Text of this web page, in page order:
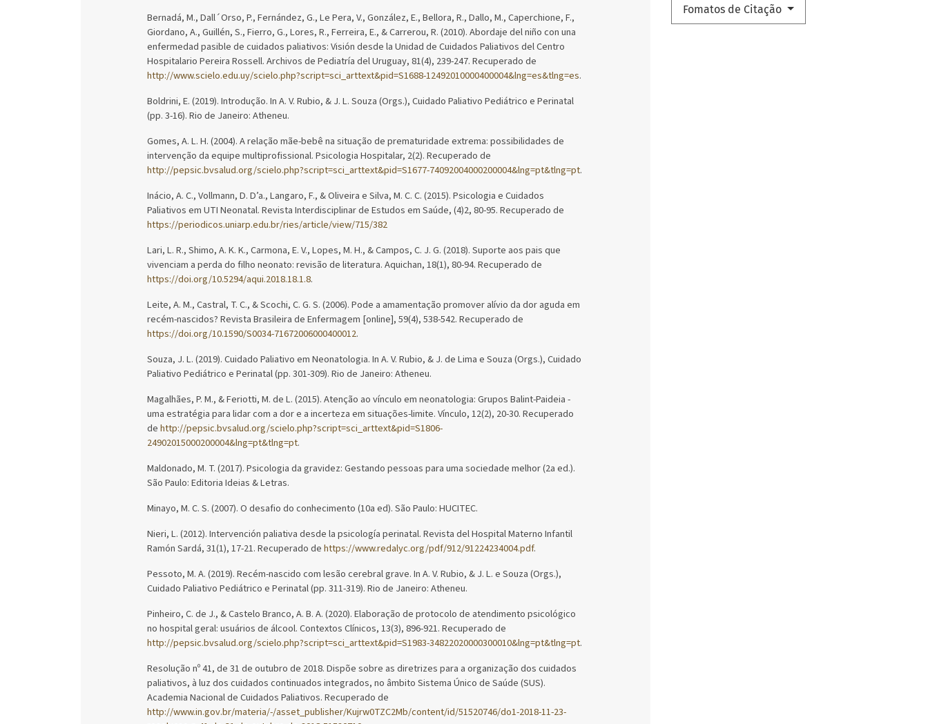
Fomatos de Citação
Bernadá, M., Dall´Orso, P., Fernández, G., Le Pera, V., González, E., Bellora, R., Dallo, M., Caperchione, F.,
Giordano, A., Guillén, S., Fierro, G., Lores, R., Ferreira, E., & Carrerou, R. (2010). Abordaje del niño con una
enfermedad pasible de cuidados paliativos: Visión desde la Unidad de Cuidados Paliativos del Centro
Hospitalario Pereira Rossell. Archivos de Pediatría del Uruguay, 81(4), 239-247. Recuperado de
http://www.scielo.edu.uy/scielo.php?script=sci_arttext&pid=S1688-12492010000400004&lng=es&tlng=es.
Boldrini, E. (2019). Introdução. In A. V. Rubio, & J. L. Souza (Orgs.), Cuidado Paliativo Pediátrico e Perinatal
(pp. 3-16). Rio de Janeiro: Atheneu.
Gomes, A. L. H. (2004). A relação mãe-bebê na situação de prematuridade extrema: possibilidades de
intervenção da equipe multiprofissional. Psicologia Hospitalar, 2(2). Recuperado de
http://pepsic.bvsalud.org/scielo.php?script=sci_arttext&pid=S1677-74092004000200004&lng=pt&tlng=pt.
Inácio, A. C., Vollmann, D. D’a., Langaro, F., & Oliveira e Silva, M. C. C. (2015). Psicologia e Cuidados
Paliativos em UTI Neonatal. Revista Interdisciplinar de Estudos em Saúde, (4)2, 80-95. Recuperado de
https://periodicos.uniarp.edu.br/ries/article/view/715/382
Lari, L. R., Shimo, A. K. K., Carmona, E. V., Lopes, M. H., & Campos, C. J. G. (2018). Suporte aos pais que
vivenciam a perda do filho neonato: revisão de literatura. Aquichan, 18(1), 80-94. Recuperado de
https://doi.org/10.5294/aqui.2018.18.1.8.
Leite, A. M., Castral, T. C., & Scochi, C. G. S. (2006). Pode a amamentação promover alívio da dor aguda em
recém-nascidos? Revista Brasileira de Enfermagem [online], 59(4), 538-542. Recuperado de
https://doi.org/10.1590/S0034-71672006000400012.
Souza, J. L. (2019). Cuidado Paliativo em Neonatologia. In A. V. Rubio, & J. de Lima e Souza (Orgs.), Cuidado
Paliativo Pediátrico e Perinatal (pp. 301-309). Rio de Janeiro: Atheneu.
Magalhães, P. M., & Feriotti, M. de L. (2015). Atenção ao vínculo em neonatologia: Grupos Balint-Paideia -
uma estratégia para lidar com a dor e a incerteza em situações-limite. Vínculo, 12(2), 20-30. Recuperado
dehttp://pepsic.bvsalud.org/scielo.php?script=sci_arttext&pid=S1806-
24902015000200004&lng=pt&tlng=pt.
Maldonado, M. T. (2017). Psicologia da gravidez: Gestando pessoas para uma sociedade melhor (2a ed.).
São Paulo: Editoria Ideias & Letras.
Minayo, M. C. S. (2007). O desafio do conhecimento (10a ed). São Paulo: HUCITEC.
Nieri, L. (2012). Intervención paliativa desde la psicología perinatal. Revista del Hospital Materno Infantil
Ramón Sardá, 31(1), 17-21. Recuperado dehttps://www.redalyc.org/pdf/912/91224234004.pdf.
Pessoto, M. A. (2019). Recém-nascido com lesão cerebral grave. In A. V. Rubio, & J. L. e Souza (Orgs.),
Cuidado Paliativo Pediátrico e Perinatal (pp. 311-319). Rio de Janeiro: Atheneu.
Pinheiro, C. de J., & Castelo Branco, A. B. A. (2020). Elaboração de protocolo de atendimento psicológico
no hospital geral: usuários de álcool. Contextos Clínicos, 13(3), 896-921. Recuperado de
http://pepsic.bvsalud.org/scielo.php?script=sci_arttext&pid=S1983-34822020000300010&lng=pt&tlng=pt.
Resolução nº 41, de 31 de outubro de 2018. Dispõe sobre as diretrizes para a organização dos cuidados
paliativos, à luz dos cuidados continuados integrados, no âmbito Sistema Único de Saúde (SUS).
Academia Nacional de Cuidados Paliativos. Recuperado de
http://www.in.gov.br/materia/-/asset_publisher/Kujrw0TZC2Mb/content/id/51520746/do1-2018-11-23-